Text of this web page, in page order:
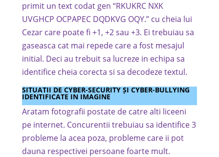
primit un text codat gen “RKUKRC NXK
UVGHCP OCPAPEC DQDKVG OQY.” cu cheia lui
Cezar care poate fi +1, +2 sau +3. Ei trebuiau sa
gaseasca cat mai repede care a fost mesajul
initial. Deci au trebuit sa lucreze in echipa sa
identifice cheia corecta si sa decodeze textul.
SITUATII DE CYBER-SECURITY ȘI CYBER-BULLYING
IDENTIFICATE IN IMAGINE
Aratam fotografii postate de catre alti liceeni
pe internet. Concurentii trebuiau sa identifice 3
probleme la acea poza, probleme care ii pot
dauna respectivei persoane foarte mult.